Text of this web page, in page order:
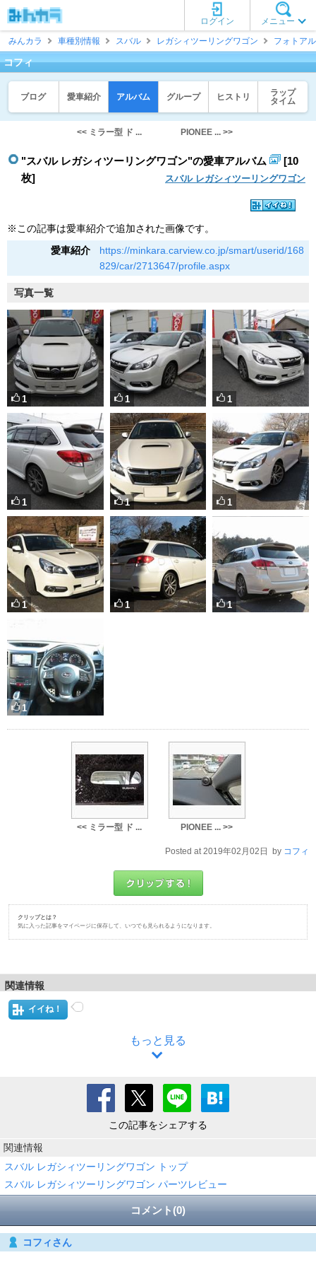
メニュー
ログイン
みんカラ
車種別情報 スバル レガシィツーリングワゴン フォトア
コフィ
ブログ 愛車紹介 アルバム グループ ヒストリ
ラップ
タイム
<< ミラー型 ド ... PIONEE ... >>
"スバル レガシィツーリングワゴン"の愛車アルバム
[10
枚]
スバル レガシィツーリングワゴン
※この記事は愛車紹介で追加された画像です。
愛車紹介
https://minkara.carview.co.jp/smart/userid/168
829/car/2713647/profile.aspx
写真一覧
1 1 1
1 1 1
1 1 1
1
<< ミラー型 ド ... PIONEE ... >>
Posted at 2019年02月02日 by コフィ
クリップとは？
気に入った記事をマイページに保存して、いつでも見られるようになります。
関連情報
イイね！
もっと見る
この記事をシェアする
関連情報
スバル レガシィツーリングワゴン トップ
スバル レガシィツーリングワゴン パーツレビュー
コメント(0)
コフィさん